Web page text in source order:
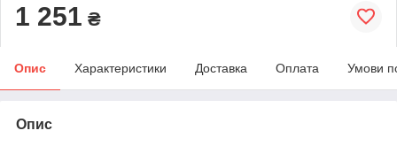
1 251 ₴
Опис Характеристики Доставка Оплата Умови
Опис